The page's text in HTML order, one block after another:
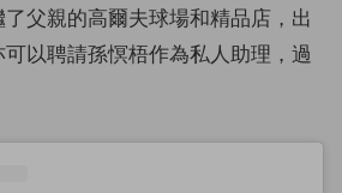
父親的高爾夫球場和精品店，出
以聘請孫慏梧作為私人助理，過